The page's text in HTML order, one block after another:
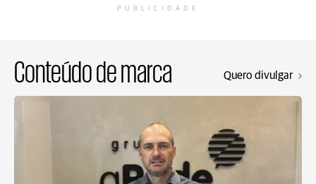
PUBLICIDADE
Conteúdo de marca Quero divulgar